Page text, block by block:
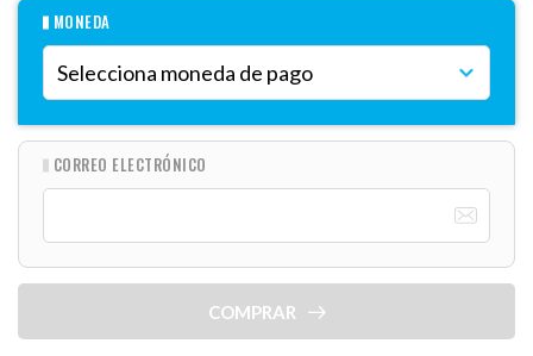
MONEDA
CORREO ELECTRÓNICO
COMPRAR